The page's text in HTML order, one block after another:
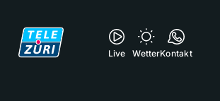
Live WetterKontakt